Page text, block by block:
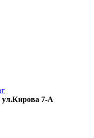
ул.Кирова 7-А